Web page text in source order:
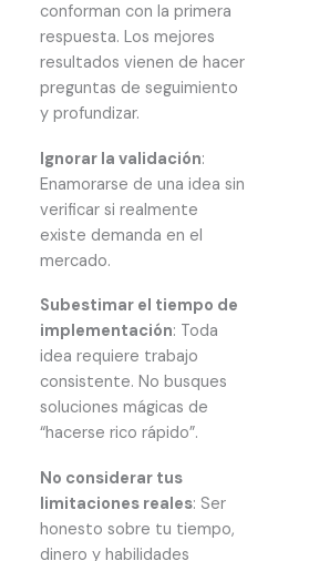
conforman con la primera
respuesta. Los mejores
resultados vienen de hacer
preguntas de seguimiento
y profundizar.
Ignorar la validación:
Enamorarse de una idea sin
verificar si realmente
existe demanda en el
mercado.
Subestimar el tiempo de
implementación: Toda
idea requiere trabajo
consistente. No busques
soluciones mágicas de
“hacerse rico rápido”.
No considerar tus
limitaciones reales: Ser
honesto sobre tu tiempo,
dinero y habilidades